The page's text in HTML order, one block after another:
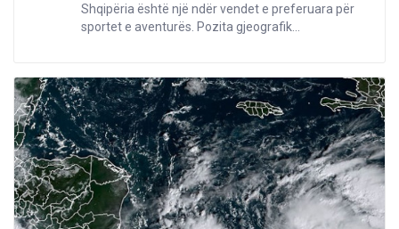
Shqipëria është një ndër vendet e preferuara për
sportet e aventurës. Pozita gjeografik...